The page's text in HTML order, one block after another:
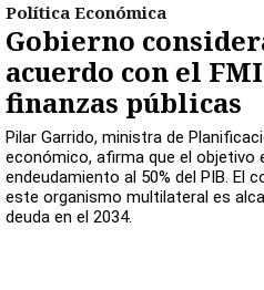
Política Económica
Gobierno
acuerdo con el
finanzas públicas
Pilar Garrido, ministra de
económico, afirma que el objetivo
endeudamiento al 50% del PIB. El
este organismo multilateral es
deuda en el 2034.